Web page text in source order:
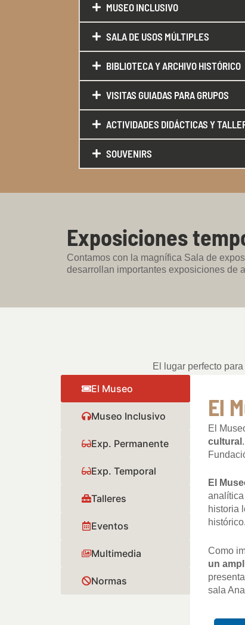
MUSEO INCLUSIVO
SALA DE USOS MÚLTIPLES
BIBLIOTECA Y ARCHIVO HISTÓRICO
VISITAS GUIADAS PARA GRUPOS
ACTIVIDADES DIDÁCTICAS Y
SOUVENIRS
Exposiciones
Contamos con la magnífica Sala de
desarrollan importantes exposiciones de
El lugar perfecto
El Museo
Museo Inclusivo
Exp. Permanente
Exp. Temporal
Talleres
Eventos
Multimedia
Normas
El
El
cultural
El
historia
histórico.
Como
un
sala